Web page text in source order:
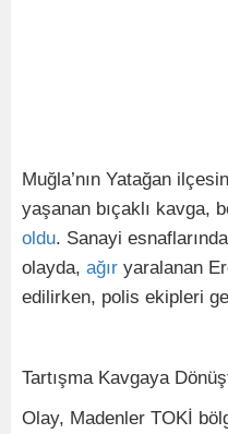
Muğla’nın Yatağan
yaşanan bıçaklı kavga,
oldu. Sanayi
olayda, ağır yaralanan
edilirken, polis ekipleri
Tartışma Kavgaya
Olay, Madenler TOKİ